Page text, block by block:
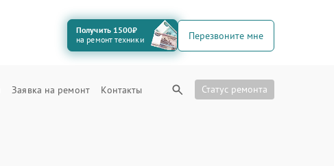
Получить 1500₽
на ремонт техники
Перезвоните мне
Заявка на ремонт Контакты Статус ремонта